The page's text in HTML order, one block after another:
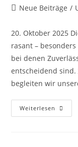
Neue Beiträge /
20. Oktober 2025
rasant –
bei denen
entscheidend
begleiten wir
Weiterlesen